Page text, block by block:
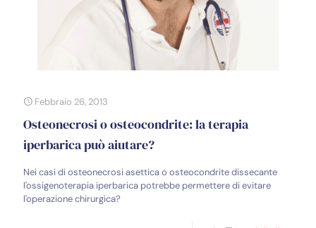
Febbraio 26, 2013
Osteonecrosi o osteocondrite: la terapia
iperbarica può aiutare?
Nei casi di osteonecrosi asettica o osteocondrite dissecante
l'ossigenoterapia iperbarica potrebbe permettere di evitare
l'operazione chirurgica?